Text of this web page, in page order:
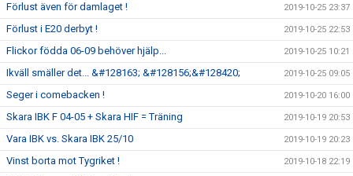
Förlust även för damlaget ! 2019-10-25 23:37
Förlust i E20 derbyt ! 2019-10-25 22:53
Flickor födda 06-09 behöver hjälp... 2019-10-25 10:21
Ikväll smäller det... &#128163; &#128156;&#128420; 2019-10-25 09:05
Seger i comebacken ! 2019-10-20 16:00
Skara IBK F 04-05 + Skara HIF = Träning 2019-10-19 20:53
Vara IBK vs. Skara IBK 25/10 2019-10-19 20:23
Vinst borta mot Tygriket ! 2019-10-18 22:19